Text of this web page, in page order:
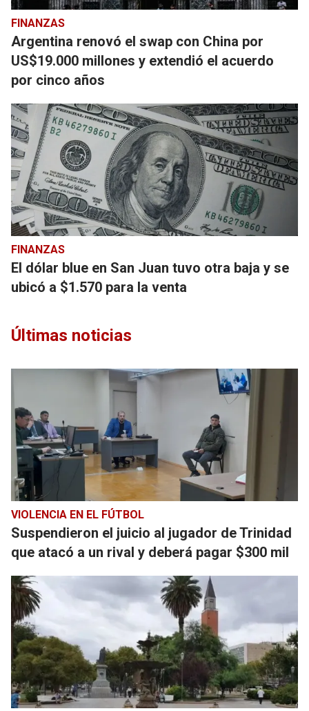
FINANZAS
Argentina renovó el swap con China por
US$19.000 millones y extendió el acuerdo
por cinco años
FINANZAS
El dólar blue en San Juan tuvo otra baja y se
ubicó a $1.570 para la venta
Últimas noticias
VIOLENCIA EN EL FÚTBOL
Suspendieron el juicio al jugador de Trinidad
que atacó a un rival y deberá pagar $300 mil